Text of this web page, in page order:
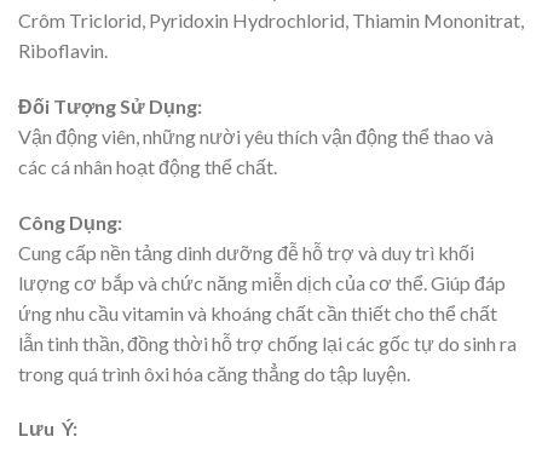
Crôm Triclorid, Pyridoxin Hydrochlorid, Thiamin Mononitrat,
Riboflavin.
Đối Tượng Sử Dụng:
Vận động viên, những nười yêu thích vận động thể thao và
các cá nhân hoạt động thể chất.
Công Dụng:
Cung cấp nền tảng dinh dưỡng đễ hỗ trợ và duy trì khối
lượng cơ bắp và chức năng miễn dịch của cơ thể. Giúp đáp
ứng nhu cầu vitamin và khoáng chất cần thiết cho thể chất
lẫn tinh thần, đồng thời hỗ trợ chống lại các gốc tự do sinh ra
trong quá trình ôxi hóa căng thẳng do tập luyện.
Lưu Ý: